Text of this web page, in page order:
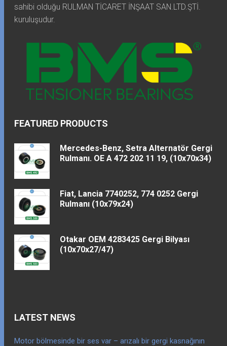
sahibi olduğu RULMAN TİCARET İNŞAAT SAN.LTD.ŞTİ.
kuruluşudur.
FEATURED PRODUCTS
Mercedes-Benz, Setra Alternatör Gergi
Rulmanı. OE A 472 202 11 19, (10x70x34)
Fiat, Lancia 7740252, 774 0252 Gergi
Rulmanı (10x79x24)
Otakar OEM 4283425 Gergi Bilyası
(10x70x27/47)
LATEST NEWS
Motor bölmesinde bir ses var – arızalı bir gergi kasnağının